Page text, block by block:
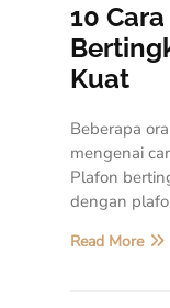
10
Kuat
Beberapa
mengenai
Plafon
dengan
Read More